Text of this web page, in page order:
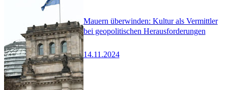
Mauern überwinden: Kultur als Vermittler
bei geopolitischen Herausforderungen
14.11.2024